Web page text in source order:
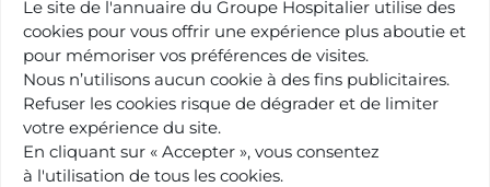
Le site de l'annuaire du Groupe Hospitalier utilise des
cookies pour vous offrir une expérience plus aboutie et
pour mémoriser vos préférences de visites.
Nous n’utilisons aucun cookie à des fins publicitaires.
Refuser les cookies risque de dégrader et de limiter
votre expérience du site.
En cliquant sur « Accepter », vous consentez
à l'utilisation de tous les cookies.
Retour à
l'annuaire